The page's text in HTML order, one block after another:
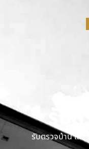
รับต
รับตรวจบ้าน แล